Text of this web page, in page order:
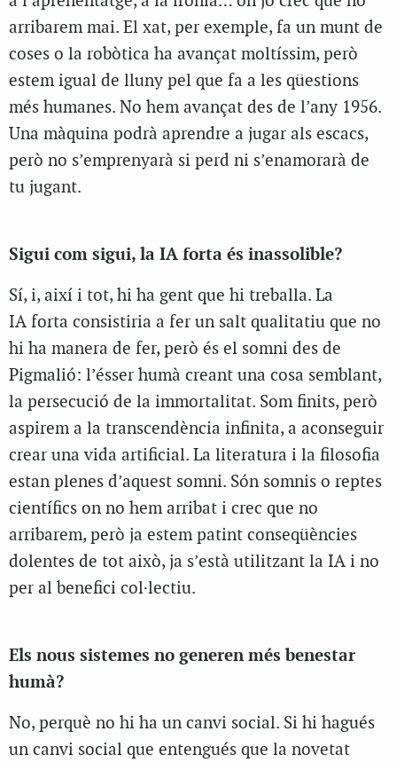
arribarem mai. El xat, per exemple, fa un munt de
coses o la robòtica ha avançat moltíssim, però
estem igual de lluny pel que fa a les qüestions
més humanes. No hem avançat des de l’any 1956.
Una màquina podrà aprendre a jugar als escacs,
però no s’emprenyarà si perd ni s’enamorarà de
tu jugant.
Sigui com sigui, la IA forta és inassolible?
Sí, i, així i tot, hi ha gent que hi treballa. La
IA forta consistiria a fer un salt qualitatiu que no
hi ha manera de fer, però és el somni des de
Pigmalió: l’ésser humà creant una cosa semblant,
la persecució de la immortalitat. Som finits, però
aspirem a la transcendència infinita, a aconseguir
crear una vida artificial. La literatura i la filosofia
estan plenes d’aquest somni. Són somnis o reptes
científics on no hem arribat i crec que no
arribarem, però ja estem patint conseqüències
dolentes de tot això, ja s’està utilitzant la IA i no
per al benefici col·lectiu.
Els nous sistemes no generen més benestar
humà?
No, perquè no hi ha un canvi social. Si hi hagués
un canvi social que entengués que la novetat